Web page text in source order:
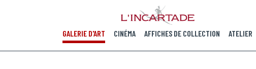
GALERIE D'ART CINÉMA AFFICHES DE COLLECTION ATELIER